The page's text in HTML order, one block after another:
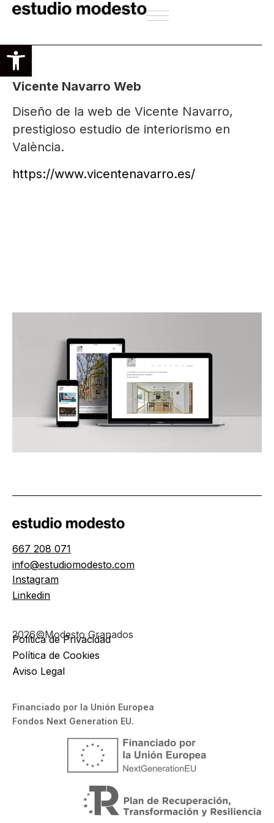
Abrir barra de herramientas
Vicente Navarro Web
Diseño de la web de Vicente Navarro,
prestigioso estudio de interiorismo en
València.
https://www.vicentenavarro.es/
667 208 071
info@estudiomodesto.com
Instagram
Linkedin
2026©Modesto Granados
Política de Privacidad
Política de Cookies
Aviso Legal
Financiado por la Unión Europea
Fondos Next Generation EU.